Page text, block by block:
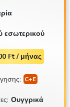
εσωτερικού
Ft / μήνας
Ουγγρικά